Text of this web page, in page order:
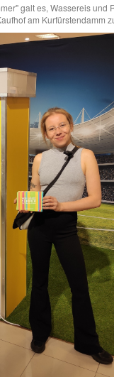
galt es, Wassereis und
am Kurfürstendamm